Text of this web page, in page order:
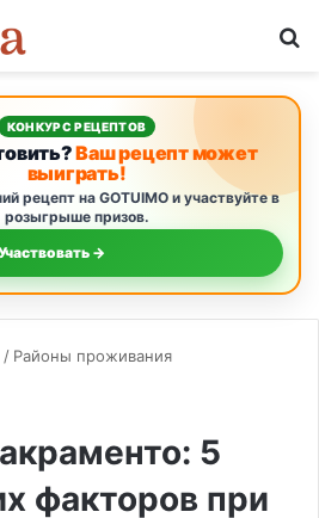
КОНКУРС РЕЦЕПТОВ
Ваш рецепт может
выиграть!
рецепт на GOTUIMO и участвуйте в
розыгрыше призов.
→
/ Районы проживания
5
факторов при